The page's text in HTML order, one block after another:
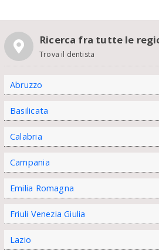
Ricerca fra tutte le
Trova il dentista
Abruzzo
Basilicata
Calabria
Campania
Emilia Romagna
Friuli Venezia Giulia
Lazio